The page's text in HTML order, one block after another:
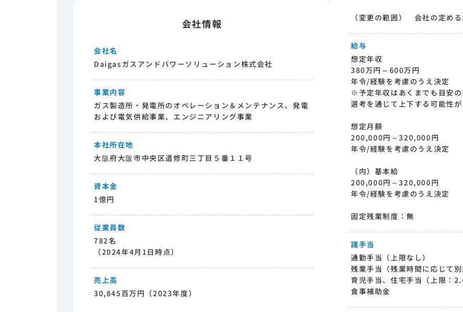
会社情報
会社名
Daigasガスアンドパワーソリューション株式会社
事業内容
ガス製造所・発電所のオペレーション＆メンテナンス、発電
および電気供給事業、エンジニアリング事業
本社所在地
大阪府大阪市中央区道修町三丁目５番１１号
資本金
1億円
従業員数
782名
（2024年4月1日時点）
売上高
30,845百万円（2023年度）
（変更の範囲） 会社の定め
給与
想定年収
380万円～600万円
年令/経験を考慮のうえ決定
※予定年収はあくまでも目安の
選考を通じて上下する可能性が
想定月額
200,000円～320,000円
年令/経験を考慮のうえ決定
（内）基本給
200,000円～320,000円
年令/経験を考慮のうえ決定
固定残業制度：無
諸手当
通勤手当（上限なし）
残業手当（残業時間に応じて別
育児手当、住宅手当（上限：
食事補助金